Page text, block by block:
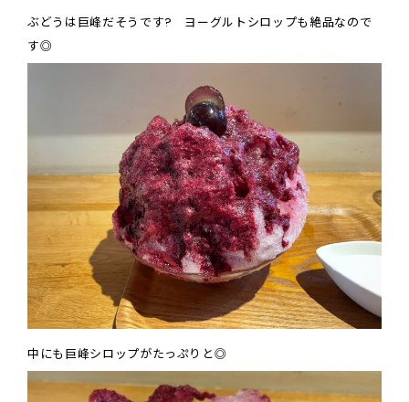
ぶどうは巨峰だそうです? ヨーグルトシロップも絶品なので
す◎
中にも巨峰シロップがたっぷりと◎